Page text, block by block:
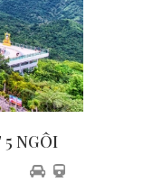
NGÔI